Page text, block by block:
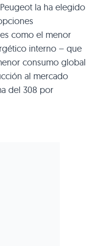
la ha elegido
como el menor
interno – que
consumo global
al mercado
del 308 por